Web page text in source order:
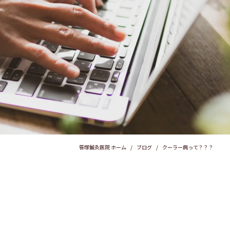
笹塚鍼灸医院 ホーム ブログ クーラー病って？？？